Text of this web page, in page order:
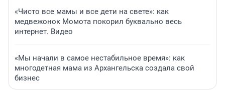
«Чисто все мамы и все дети на свете»: как
медвежонок Момота покорил буквально весь
интернет. Видео
«Мы начали в самое нестабильное время»: как
многодетная мама из Архангельска создала свой
бизнес